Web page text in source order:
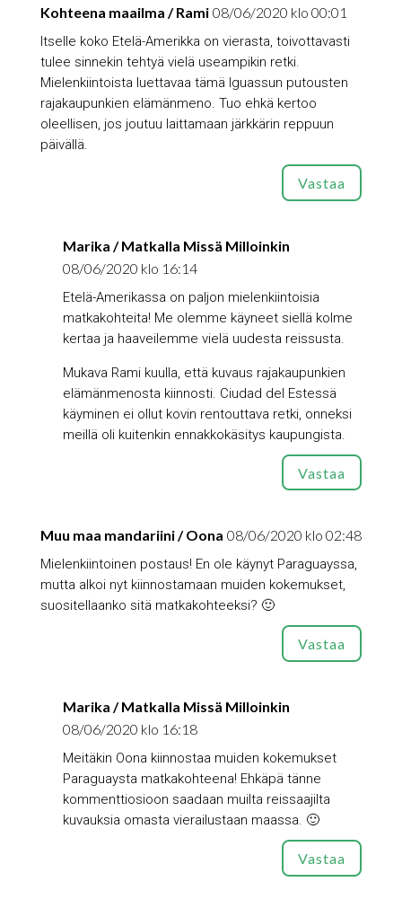
Kohteena maailma / Rami 08/06/2020 klo 00:01
Itselle koko Etelä-Amerikka on vierasta, toivottavasti
tulee sinnekin tehtyä vielä useampikin retki.
Mielenkiintoista luettavaa tämä Iguassun putousten
rajakaupunkien elämänmeno. Tuo ehkä kertoo
oleellisen, jos joutuu laittamaan järkkärin reppuun
päivällä.
Vastaa
Marika / Matkalla Missä Milloinkin
08/06/2020 klo 16:14
Etelä-Amerikassa on paljon mielenkiintoisia
matkakohteita! Me olemme käyneet siellä kolme
kertaa ja haaveilemme vielä uudesta reissusta.
Mukava Rami kuulla, että kuvaus rajakaupunkien
elämänmenosta kiinnosti. Ciudad del Estessä
käyminen ei ollut kovin rentouttava retki, onneksi
meillä oli kuitenkin ennakkokäsitys kaupungista.
Vastaa
Muu maa mandariini / Oona 08/06/2020 klo 02:48
Mielenkiintoinen postaus! En ole käynyt Paraguayssa,
mutta alkoi nyt kiinnostamaan muiden kokemukset,
suositellaanko sitä matkakohteeksi? 🙂
Vastaa
Marika / Matkalla Missä Milloinkin
08/06/2020 klo 16:18
Meitäkin Oona kiinnostaa muiden kokemukset
Paraguaysta matkakohteena! Ehkäpä tänne
kommenttiosioon saadaan muilta reissaajilta
kuvauksia omasta vierailustaan maassa. 🙂
Vastaa